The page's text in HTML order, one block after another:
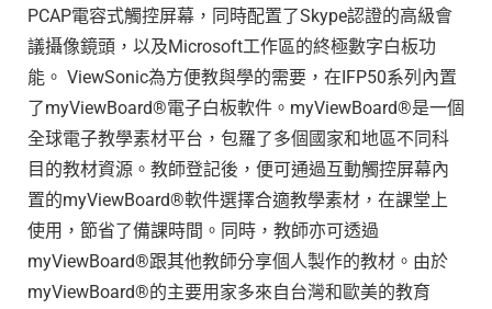
PCAP電容式觸控屏幕，同時配置了Skype認證的高級會
議攝像鏡頭，以及Microsoft工作區的終極數字白板功
能。 ViewSonic為方便教與學的需要，在IFP50系列內置
了myViewBoard®電子白板軟件。myViewBoard®是一個
全球電子教學素材平台，包羅了多個國家和地區不同科
目的教材資源。教師登記後，便可通過互動觸控屏幕內
置的myViewBoard®軟件選擇合適教學素材，在課堂上
使用，節省了備課時間。同時，教師亦可透過
myViewBoard®跟其他教師分享個人製作的教材。由於
myViewBoard®的主要用家多來自台灣和歐美的教育